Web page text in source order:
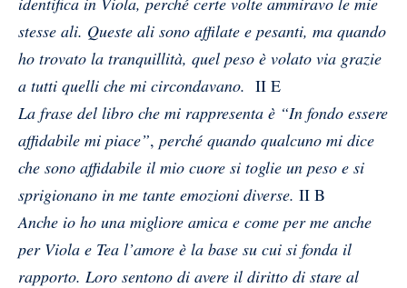
stesse ali. Queste ali sono affilate e pesanti, ma quando
ho trovato la tranquillità, quel peso è volato via grazie
a tutti quelli che mi circondavano. II E
La frase del libro che mi rappresenta è “In fondo essere
affidabile mi piace”, perché quando qualcuno mi dice
che sono affidabile il mio cuore si toglie un peso e si
sprigionano in me tante emozioni diverse. II B
Anche io ho una migliore amica e come per me anche
per Viola e Tea l’amore è la base su cui si fonda il
rapporto. Loro sentono di avere il diritto di stare al